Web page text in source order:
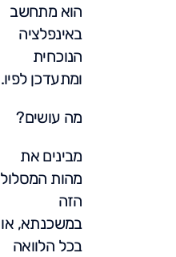
הוא מתחשב
באינפלציה
הנוכחית
ומתעדכן לפיו.
מה עושים?
מבינים את
מהות המסלול
הזה
במשכנתא, או
בכל הלוואה